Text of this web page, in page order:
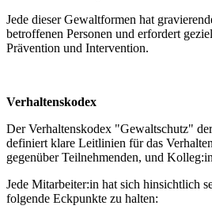
Jede dieser Gewaltformen hat
betroffenen Personen und erfordert
Prävention und Intervention.
Verhaltenskodex
Der Verhaltenskodex "Gewaltschutz"
definiert klare Leitlinien für das
gegenüber Teilnehmenden, und
Jede Mitarbeiter:in hat sich hinsichtlich
folgende Eckpunkte zu halten: